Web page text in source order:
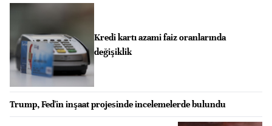
Kredi kartı azami faiz oranlarında
değişiklik
Trump, Fed'in inşaat projesinde incelemelerde bulundu